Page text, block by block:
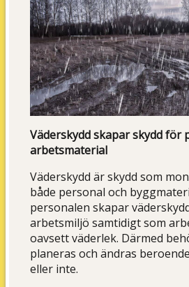
Väderskydd skapar skydd för
arbetsmaterial
Väderskydd är skydd som
både personal och
personalen skapar
arbetsmiljö samtidigt som
oavsett väderlek. Därmed
planeras och ändras
eller inte.